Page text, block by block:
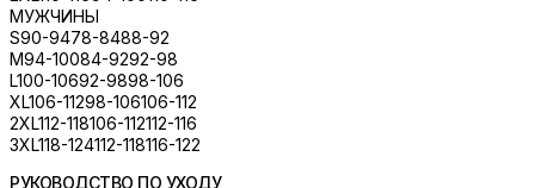
МУЖЧИНЫ
S90-9478-8488-92
M94-10084-9292-98
L100-10692-9898-106
XL106-11298-106106-112
2XL112-118106-112112-116
3XL118-124112-118116-122
РУКОВОДСТВО ПО УХОДУ